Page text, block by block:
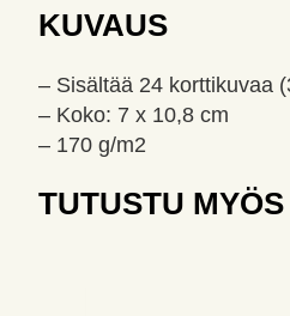
KUVAUS
– Sisältää 24 korttikuvaa
– Koko: 7 x 10,8 cm
– 170 g/m2
TUTUSTU MYÖS